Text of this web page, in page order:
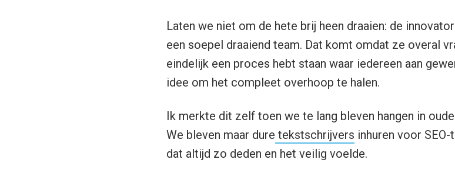
Laten we niet om de hete brij heen draaien: de
een soepel draaiend team. Dat komt omdat ze overal
eindelijk een proces hebt staan waar iedereen aan
idee om het compleet overhoop te halen.
Ik merkte dit zelf toen we te lang bleven hangen in
We bleven maar dure tekstschrijvers inhuren voor
dat altijd zo deden en het veilig voelde.